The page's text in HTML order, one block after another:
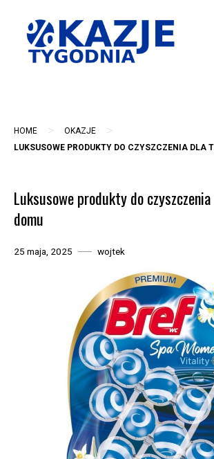
content
HOME > OKAZJE >
LUKSUSOWE PRODUKTY DO CZYSZCZENIA DLA
Luksusowe produkty do
domu
25 maja, 2025 wojtek